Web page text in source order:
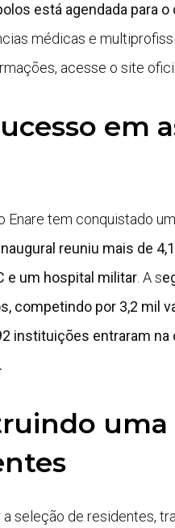
está agendada para o
médicas e
acesse o site
em
Enare tem conquistado
reuniu mais de
e um hospital militar . A s
competindo por 3,2 mil
instituições entraram na
uma
seleção de residentes,